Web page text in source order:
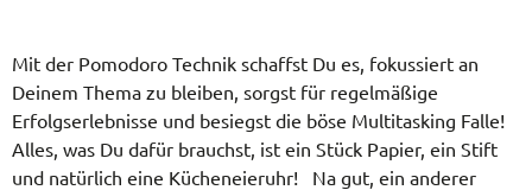
Mit der Pomodoro Technik schaffst Du es, fokussiert an
Deinem Thema zu bleiben, sorgst für regelmäßige
Erfolgserlebnisse und besiegst die böse Multitasking Falle!
Alles, was Du dafür brauchst, ist ein Stück Papier, ein Stift
und natürlich eine Kücheneieruhr! Na gut, ein anderer